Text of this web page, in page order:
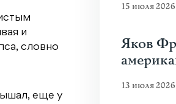
и
словно
еще у
15 июля 2026
Яков
13 июля 2026